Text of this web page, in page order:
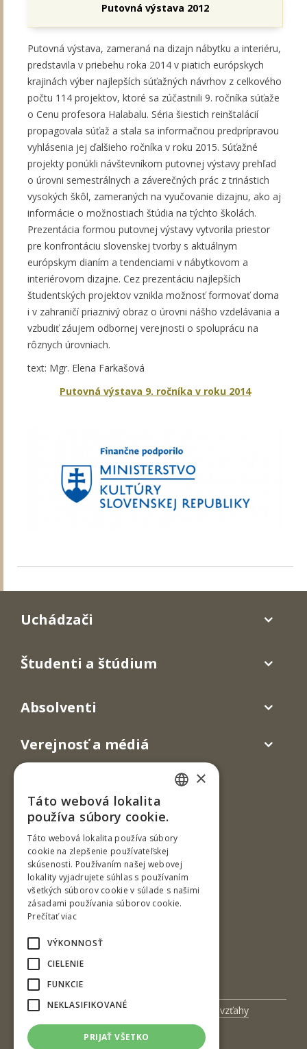
Putovná výstava 2012
Putovná výstava, zameraná na dizajn nábytku a interiéru,
predstavila v priebehu roka 2014 v piatich európskych
krajinách výber najlepších súťažných návrhov z celkového
počtu 114 projektov, ktoré sa zúčastnili 9. ročníka súťaže
o Cenu profesora Halabalu. Séria šiestich reinštalácií
propagovala súťaž a stala sa informačnou predprípravou
vyhlásenia jej ďalšieho ročníka v roku 2015. Súťažné
projekty ponúkli návštevníkom putovnej výstavy prehľad
o úrovni semestrálnych a záverečných prác z trinástich
vysokých škôl, zameraných na vyučovanie dizajnu, ako aj
informácie o možnostiach štúdia na týchto školách.
Prezentácia formou putovnej výstavy vytvorila priestor
pre konfrontáciu slovenskej tvorby s aktuálnym
európskym dianím a tendenciami v nábytkovom a
interiérovom dizajne. Cez prezentáciu najlepších
študentských projektov vznikla možnosť formovať doma
i v zahraničí priaznivý obraz o úrovni nášho vzdelávania a
vzbudiť záujem odbornej verejnosti o spoluprácu na
rôznych úrovniach.
text: Mgr. Elena Farkašová
Putovná výstava 9. ročníka v roku 2014
Ul. T. G. Masaryka 24
960 01 Zvolen
Uchádzači
Študenti a štúdium
Absolventi
Verejnosť a médiá
Univerzitný magazín
Medzinárodné vzťahy
Veda a výskum
Zamestnanci
×
Táto webová lokalita
používa súbory cookie.
Táto webová lokalita používa súbory
cookie na zlepšenie používateľskej
skúsenosti. Používaním našej webovej
lokality vyjadrujete súhlas s používaním
všetkých súborov cookie v súlade s našimi
zásadami používania súborov cookie.
Prečítať viac
VÝKONNOSŤ
CIELENIE
FUNKCIE
NEKLASIFIKOVANÉ
PRIJAŤ VŠETKO